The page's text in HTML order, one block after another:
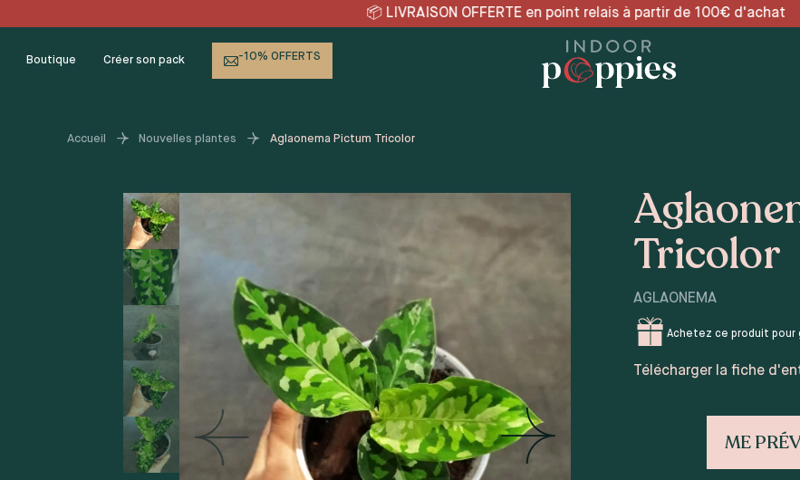
to
OFFERTE en point relais à partir de
Boutique Créer son pack -10% OFFERTS
Accueil Nouvelles plantes Aglaonema Pictum Tricolor
Tricolor
AGLAONEMA
Achetez ce produit pour
Télécharger la fiche
ME